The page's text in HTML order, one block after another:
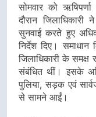
सोमवार को
दौरान जिलाधिकारी
सुनवाई करते हुए
निर्देश दिए।
जिलाधिकारी के समक्ष
संबंधित थीं। इसके
पुलिया, सड़क एवं
से सामने आईं।